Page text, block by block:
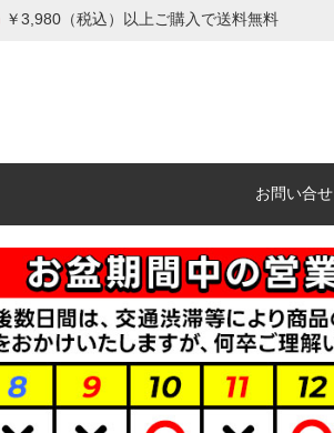
￥3,980（税込）以上ご購入で送料無料
お問い合せ